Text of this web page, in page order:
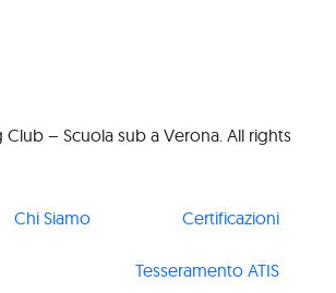
Club – Scuola sub a Verona. All rights
Chi Siamo Certificazioni
Tesseramento ATIS